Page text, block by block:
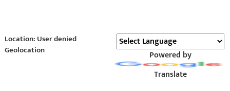
Location: User denied
Geolocation
Powered by
Translate